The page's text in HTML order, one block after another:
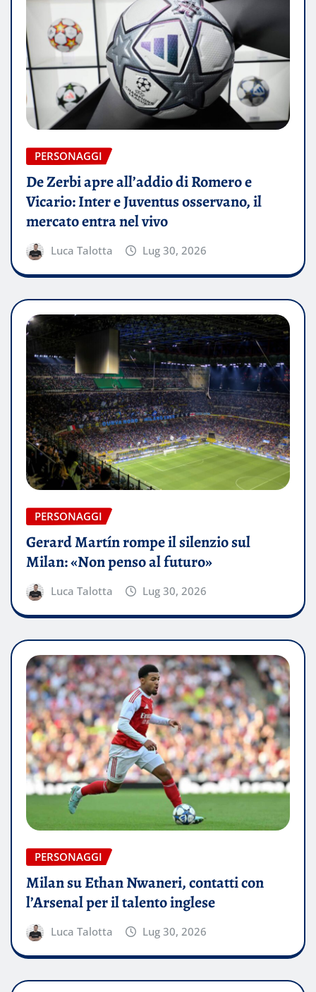
PERSONAGGI
De Zerbi apre all’addio di Romero e
Vicario: Inter e Juventus osservano, il
mercato entra nel vivo
Luca Talotta Lug 30, 2026
PERSONAGGI
Gerard Martín rompe il silenzio sul
Milan: «Non penso al futuro»
Luca Talotta Lug 30, 2026
PERSONAGGI
Milan su Ethan Nwaneri, contatti con
l’Arsenal per il talento inglese
Luca Talotta Lug 30, 2026